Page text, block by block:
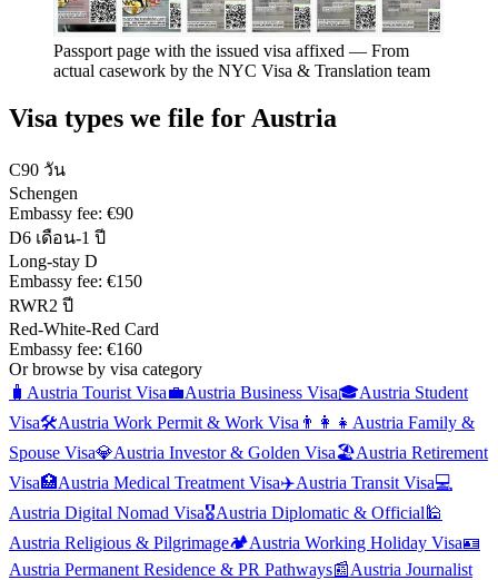
Passport page with the issued visa affixed — From
actual casework by the NYC Visa & Translation team
Visa types we file for Austria
C90 วัน
Schengen
Embassy fee: €90
D6 เดือน-1 ปี
Long-stay D
Embassy fee: €150
RWR2 ปี
Red-White-Red Card
Embassy fee: €160
Or browse by visa category
🧳 Austria Tourist Visa💼Austria Business Visa🎓Austria Student
Visa🛠️Austria Work Permit & Work Visa 👨‍👩‍👧 Austria Family &
Spouse Visa💎Austria Investor & Golden Visa🏖️Austria Retirement
Visa🏥Austria Medical Treatment Visa✈️Austria Transit Visa💻
Austria Digital Nomad Visa🎖️Austria Diplomatic & Official 🕌
Austria Religious & Pilgrimage🏕️Austria Working Holiday Visa🪪
Austria Permanent Residence & PR Pathways📰Austria Journalist